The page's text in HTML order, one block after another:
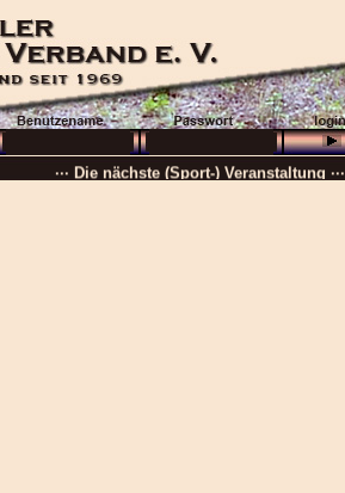
··· Schön, dass Sie da sind! ···
··· Die nächste (Sport-) Veranstaltung ···